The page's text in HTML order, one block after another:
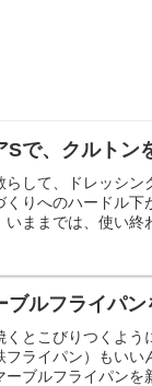
で、クルトン
して、ドレッシ
りへのハードル
ままでは、使い終
ブルフライパ
とこびりつくよ
ライパン）もい
ブルフライパンを